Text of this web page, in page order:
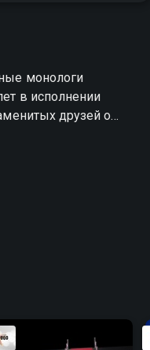
монологи
в исполнении
друзей о
его на месте